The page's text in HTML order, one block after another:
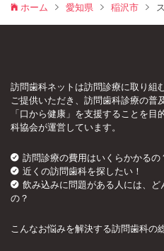
ホーム 愛知県 稲沢市
訪問歯科ネットは訪問診療に取り組
ご提供いただき、訪問歯科診療の普
「口から健康」を支援することを
科協会が運営しています。
訪問診療の費用はいくらかかるの
近くの訪問歯科を探したい！
飲み込みに問題がある人には、
の？
こんなお悩みを解決する訪問歯科の